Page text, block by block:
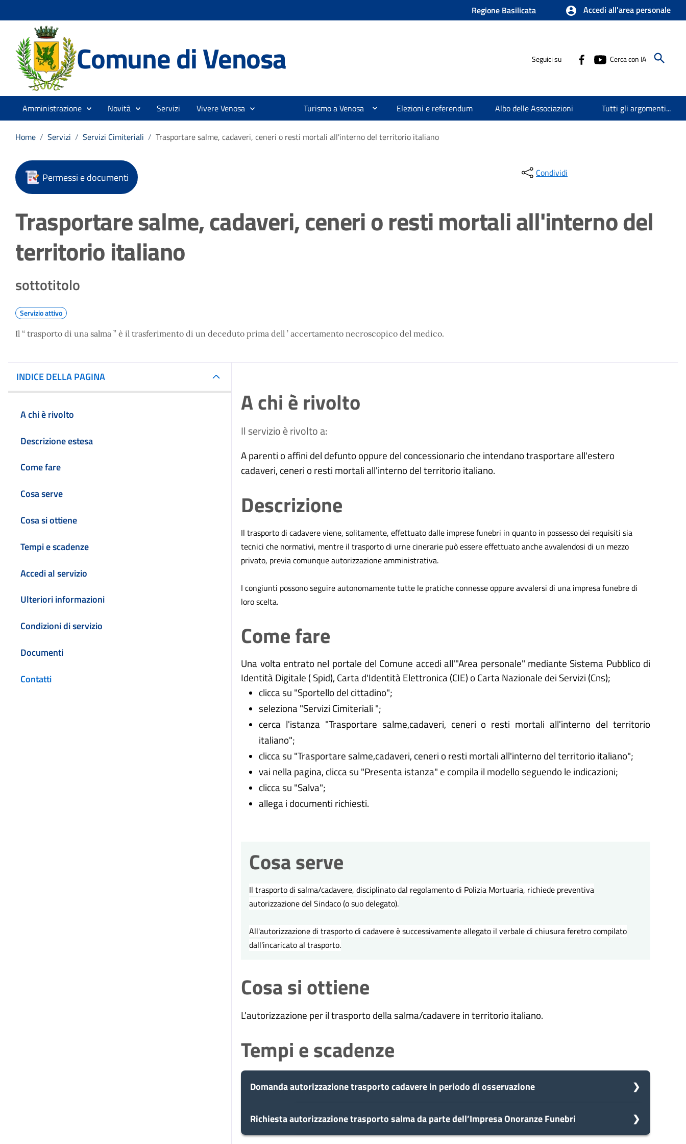
Regione Basilicata Accedi all'area personale
Comune di Venosa Seguici su Cerca con IA
Amministrazione Novità Servizi Vivere Venosa Turismo a Venosa Elezioni e referendum Albo delle Associazioni Tutti gli argomenti...
Home / Servizi / Servizi Cimiteriali / Trasportare salme, cadaveri, ceneri o resti mortali all'interno del territorio italiano
Permessi e documenti Condividi
Trasportare salme, cadaveri, ceneri o resti mortali all'interno del
territorio italiano
sottotitolo
Servizio attivo
Il “ trasporto di una salma ” è il trasferimento di un deceduto prima dell ’ accertamento necroscopico del medico.
INDICE DELLA PAGINA
A chi è rivolto
Descrizione estesa
Come fare
Cosa serve
Cosa si ottiene
Tempi e scadenze
Accedi al servizio
Ulteriori informazioni
Condizioni di servizio
Documenti
Contatti
A chi è rivolto
Il servizio è rivolto a:
A parenti o affini del defunto oppure del concessionario che intendano trasportare all'estero
cadaveri, ceneri o resti mortali all'interno del territorio italiano.
Descrizione
Il trasporto di cadavere viene, solitamente, effettuato dalle imprese funebri in quanto in possesso dei requisiti sia
tecnici che normativi, mentre il trasporto di urne cinerarie può essere effettuato anche avvalendosi di un mezzo
privato, previa comunque autorizzazione amministrativa.
I congiunti possono seguire autonomamente tutte le pratiche connesse oppure avvalersi di una impresa funebre di
loro scelta.
Come fare
Una volta entrato nel portale del Comune accedi all'"Area personale" mediante Sistema Pubblico di
Identità Digitale ( Spid), Carta d'Identità Elettronica (CIE) o Carta Nazionale dei Servizi (Cns);
clicca su "Sportello del cittadino";
seleziona "Servizi Cimiteriali ";
cerca l'istanza "Trasportare salme,cadaveri, ceneri o resti mortali all'interno del territorio
italiano";
clicca su "Trasportare salme,cadaveri, ceneri o resti mortali all'interno del territorio italiano";
vai nella pagina, clicca su "Presenta istanza" e compila il modello seguendo le indicazioni;
clicca su "Salva";
allega i documenti richiesti.
Cosa serve
Il trasporto di salma/cadavere, disciplinato dal regolamento di Polizia Mortuaria, richiede preventiva
autorizzazione del Sindaco (o suo delegato).
All'autorizzazione di trasporto di cadavere è successivamente allegato il verbale di chiusura feretro compilato
dall'incaricato al trasporto.
Cosa si ottiene
L'autorizzazione per il trasporto della salma/cadavere in territorio italiano.
Tempi e scadenze
Domanda autorizzazione trasporto cadavere in periodo di osservazione
5
giorni
Presa in carico
Dopo aver presentato la tua richiesta, il comune avvia il procedimento e prenderà in carico la
Richiesta autorizzazione trasporto salma da parte dell’Impresa Onoranze Funebri